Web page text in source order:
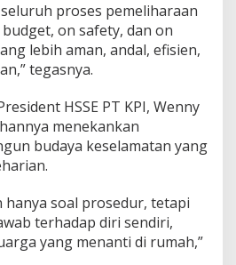
proses pemeliharaan
on safety, dan on
lebih aman, andal, efisien,
tegasnya.
HSSE PT KPI, Wenny
menekankan
budaya keselamatan yang
hanya soal prosedur, tetapi
terhadap diri sendiri,
yang menanti di rumah,”